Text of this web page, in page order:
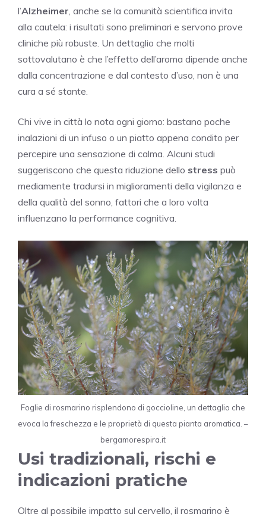
l’Alzheimer, anche se la comunità scientifica invita
alla cautela: i risultati sono preliminari e servono prove
cliniche più robuste. Un dettaglio che molti
sottovalutano è che l’effetto dell’aroma dipende anche
dalla concentrazione e dal contesto d’uso, non è una
cura a sé stante.
Chi vive in città lo nota ogni giorno: bastano poche
inalazioni di un infuso o un piatto appena condito per
percepire una sensazione di calma. Alcuni studi
suggeriscono che questa riduzione dello stress può
mediamente tradursi in miglioramenti della vigilanza e
della qualità del sonno, fattori che a loro volta
influenzano la performance cognitiva.
Foglie di rosmarino risplendono di goccioline, un dettaglio che
evoca la freschezza e le proprietà di questa pianta aromatica. –
bergamorespira.it
Usi tradizionali, rischi e
indicazioni pratiche
Oltre al possibile impatto sul cervello, il rosmarino è